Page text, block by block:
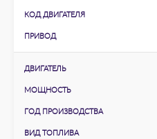
КОД ДВИГАТЕЛЯ
ПРИВОД
ДВИГАТЕЛЬ
МОЩНОСТЬ
ГОД ПРОИЗВОДСТВА
ВИД ТОПЛИВА